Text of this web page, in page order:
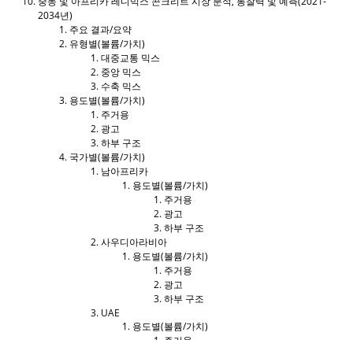
2034년)
주요 결과/요약
유형별(볼륨/가치)
대중교통 믹스
중앙 믹스
수축 믹스
용도별(볼륨/가치)
주거용
광고
하부 구조
국가별(볼륨/가치)
남아프리카
용도별(볼륨/가치)
주거용
광고
하부 구조
사우디아라비아
용도별(볼륨/가치)
주거용
광고
하부 구조
UAE
용도별(볼륨/가치)